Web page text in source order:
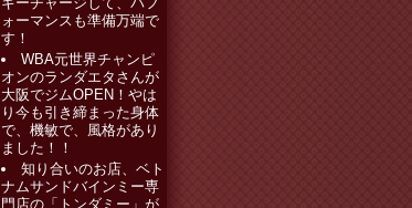
ォーマンスも準備万端で
す！
WBA元世界チャンピ
オンのランダエタさんが
大阪でジムOPEN！やは
り今も引き締まった身体
で、機敏で、風格があり
ました！！
知り合いのお店、ベト
ナムサンドバインミー専
門店の「トンダミー」が